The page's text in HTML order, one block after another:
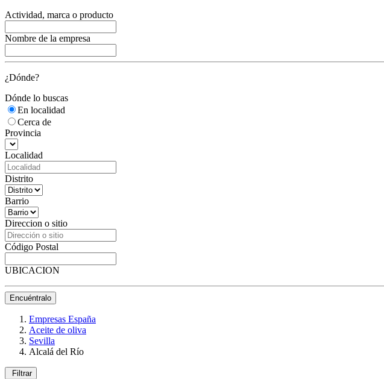
Actividad, marca o producto
Nombre de la empresa
¿Dónde?
Dónde lo buscas
En localidad
Cerca de
Provincia
Localidad
Distrito
Barrio
Direccion o sitio
Código Postal
UBICACION
Encuéntralo
Empresas España
Aceite de oliva
Sevilla
Alcalá del Río
Filtrar